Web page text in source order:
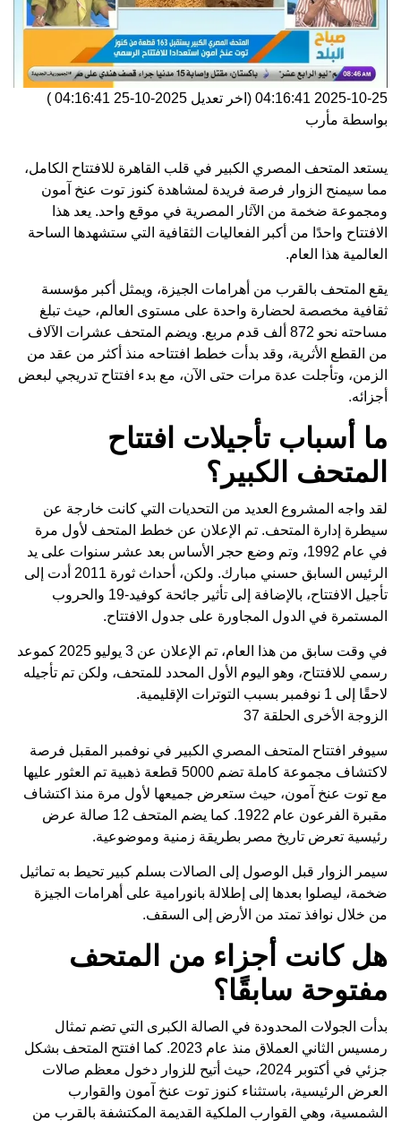
2025-10-25 04:16:41 (اخر تعديل 2025-10-25 04:16:41
)
بواسطة مأرب
يستعد المتحف المصري الكبير في قلب القاهرة للافتتاح الكامل،
مما سيمنح الزوار فرصة فريدة لمشاهدة كنوز توت عنخ آمون
ومجموعة ضخمة من الآثار المصرية في موقع واحد. يعد هذا
الافتتاح واحدًا من أكبر الفعاليات الثقافية التي ستشهدها الساحة
العالمية هذا العام.
يقع المتحف بالقرب من أهرامات الجيزة، ويمثل أكبر مؤسسة
ثقافية مخصصة لحضارة واحدة على مستوى العالم، حيث تبلغ
مساحته نحو 872 ألف قدم مربع. ويضم المتحف عشرات الآلاف
من القطع الأثرية، وقد بدأت خطط افتتاحه منذ أكثر من عقد من
الزمن، وتأجلت عدة مرات حتى الآن، مع بدء افتتاح تدريجي لبعض
أجزائه.
ما أسباب تأجيلات افتتاح
المتحف الكبير؟
لقد واجه المشروع العديد من التحديات التي كانت خارجة عن
سيطرة إدارة المتحف. تم الإعلان عن خطط المتحف لأول مرة
في عام 1992، وتم وضع حجر الأساس بعد عشر سنوات على يد
الرئيس السابق حسني مبارك. ولكن، أحداث ثورة 2011 أدت إلى
تأجيل الافتتاح، بالإضافة إلى تأثير جائحة كوفيد-19 والحروب
المستمرة في الدول المجاورة على جدول الافتتاح.
في وقت سابق من هذا العام، تم الإعلان عن 3 يوليو 2025 كموعد
رسمي للافتتاح، وهو اليوم الأول المحدد للمتحف، ولكن تم تأجيله
لاحقًا إلى 1 نوفمبر بسبب التوترات الإقليمية.
الزوجة الأخرى الحلقة 37
سيوفر افتتاح المتحف المصري الكبير في نوفمبر المقبل فرصة
لاكتشاف مجموعة كاملة تضم 5000 قطعة ذهبية تم العثور عليها
مع توت عنخ آمون، حيث ستعرض جميعها لأول مرة منذ اكتشاف
مقبرة الفرعون عام 1922. كما يضم المتحف 12 صالة عرض
رئيسية تعرض تاريخ مصر بطريقة زمنية وموضوعية.
سيمر الزوار قبل الوصول إلى الصالات بسلم كبير تحيط به تماثيل
ضخمة، ليصلوا بعدها إلى إطلالة بانورامية على أهرامات الجيزة
من خلال نوافذ تمتد من الأرض إلى السقف.
هل كانت أجزاء من المتحف
مفتوحة سابقًا؟
بدأت الجولات المحدودة في الصالة الكبرى التي تضم تمثال
رمسيس الثاني العملاق منذ عام 2023. كما افتتح المتحف بشكل
جزئي في أكتوبر 2024، حيث أتيح للزوار دخول معظم صالات
العرض الرئيسية، باستثناء كنوز توت عنخ آمون والقوارب
الشمسية، وهي القوارب الملكية القديمة المكتشفة بالقرب من